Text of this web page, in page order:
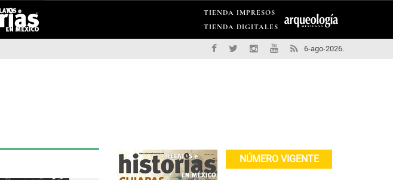
TIENDA IMPRESOS
TIENDA DIGITALES
6-ago-2026.
NÚMERO VIGENTE